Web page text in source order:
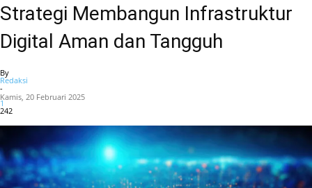
Strategi Membangun Infrastruktur
Digital Aman dan Tangguh
By
Redaksi
-
Kamis, 20 Februari 2025
1
242